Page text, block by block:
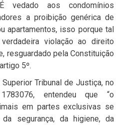
aos condomínios
a proibição genérica de
apartamentos, isso porque tal
violação ao direito
resguardado pela Constituição
5º.
Tribunal de Justiça, no
entendeu que “o
em partes exclusivas se
segurança, da higiene, da